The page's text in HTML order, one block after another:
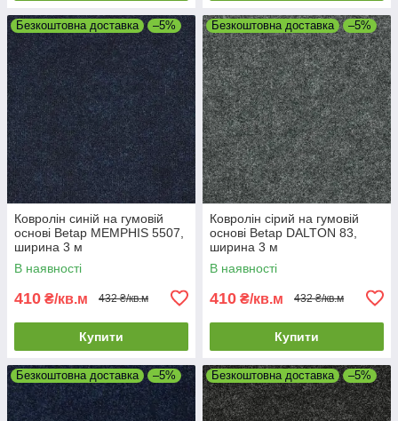
Безкоштовна доставка –5%
Ковролін синій на гумовій
основі Betap MEMPHIS 5507,
ширина 3 м
В наявності
410 ₴/кв.м 432 ₴/кв.м
Купити
Безкоштовна доставка –5%
Ковролін сірий на гумовій
основі Betap DALTON 83,
ширина 3 м
В наявності
410 ₴/кв.м 432 ₴/кв.м
Купити
Безкоштовна доставка –5% Безкоштовна доставка –5%